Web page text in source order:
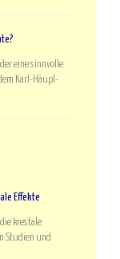
eine sinnvolle
Karl-Häupl-
Effekte
krestale
Studien und